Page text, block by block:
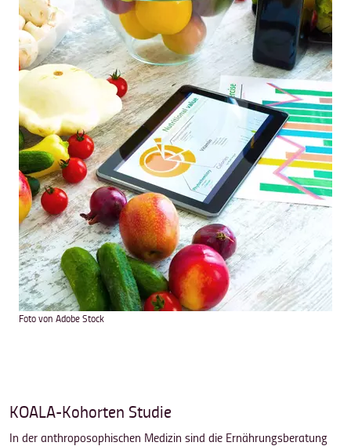
KOALA-Kohorten Studie
In der anthroposophischen Medizin sind die Ernährungsberatung
Foto von Adobe Stock